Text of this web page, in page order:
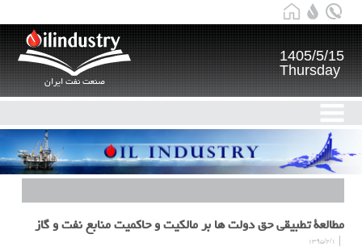
صنعت نفت ایران
1405/5/15
Thursday
مطالعة تطبيقي حق دولت ها بر مالكيت و حاكميت منابع نفت و گاز
۱۳۹۵/۲/۱